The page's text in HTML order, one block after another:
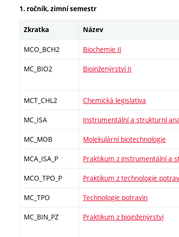
1. ročník, zimní semestr
Zkratka Název
MCO_BCH2 Biochemie II
MC_BIO2 Bioinženýrství II
MCT_CHL2 Chemická legislativa
MC_ISA Instrumentální a strukturní
MC_MOB Molekulární biotechnologie
MCA_ISA_P Praktikum z instrumentální a
MCO_TPO_P Praktikum z technologie
MC_TPO Technologie potravin
MC_BIN_PZ Praktikum z bioinženýrství